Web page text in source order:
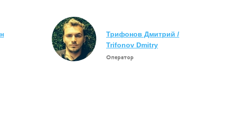
Трифонов Дмитрий /
Trifonov Dmitry
Оператор